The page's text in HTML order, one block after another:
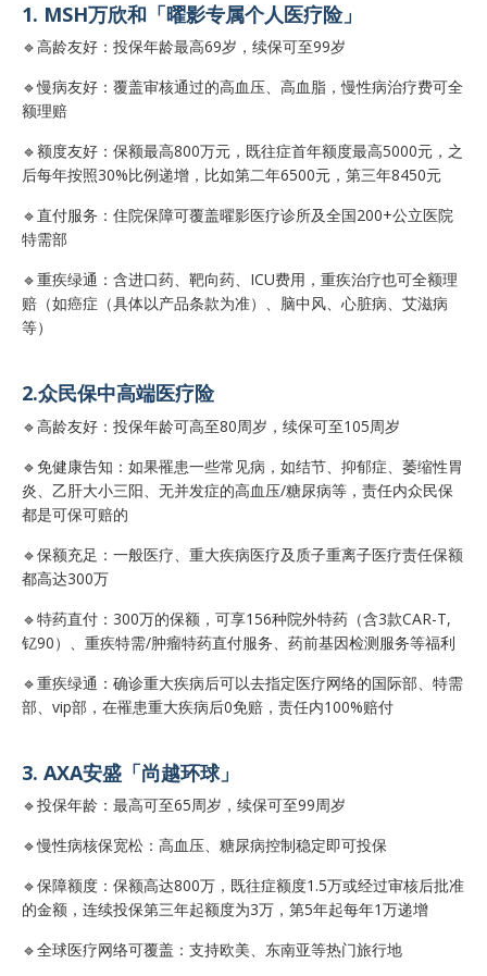
1. MSH万欣和「曜影专属个人医疗险」
🔹高龄友好：投保年龄最高69岁，续保可至99岁
🔹慢病友好：覆盖审核通过的高血压、高血脂，慢性病治疗费可全
额理赔
🔹额度友好：保额最高800万元，既往症首年额度最高5000元，之
后每年按照30%比例递增，比如第二年6500元，第三年8450元
🔹直付服务：住院保障可覆盖曜影医疗诊所及全国200+公立医院
特需部
🔹重疾绿通：含进口药、靶向药、ICU费用，重疾治疗也可全额理
赔（如癌症（具体以产品条款为准）、脑中风、心脏病、艾滋病
等）
2.众民保中高端医疗险
🔹高龄友好：投保年龄可高至80周岁，续保可至105周岁
🔹免健康告知：如果罹患一些常见病，如结节、抑郁症、萎缩性胃
炎、乙肝大小三阳、无并发症的高血压/糖尿病等，责任内众民保
都是可保可赔的
🔹保额充足：一般医疗、重大疾病医疗及质子重离子医疗责任保额
都高达300万
🔹特药直付：300万的保额，可享156种院外特药（含3款CAR-T,
钇90）、重疾特需/肿瘤特药直付服务、药前基因检测服务等福利
🔹重疾绿通：确诊重大疾病后可以去指定医疗网络的国际部、特需
部、vip部，在罹患重大疾病后0免赔，责任内100%赔付
3. AXA安盛「尚越环球」
🔹投保年龄：最高可至65周岁，续保可至99周岁
🔹慢性病核保宽松：高血压、糖尿病控制稳定即可投保
🔹保障额度：保额高达800万，既往症额度1.5万或经过审核后批准
的金额，连续投保第三年起额度为3万，第5年起每年1万递增
🔹全球医疗网络可覆盖：支持欧美、东南亚等热门旅行地